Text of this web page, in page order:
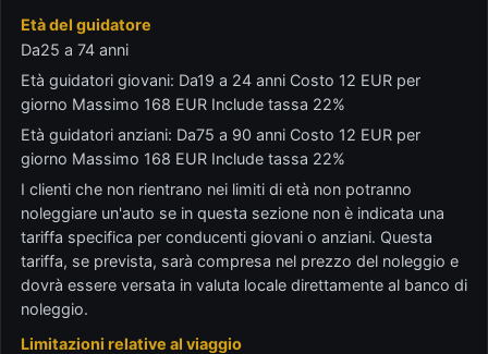
Età del guidatore
Da25 a 74 anni
Età guidatori giovani: Da19 a 24 anni Costo 12 EUR per
giorno Massimo 168 EUR Include tassa 22%
Età guidatori anziani: Da75 a 90 anni Costo 12 EUR per
giorno Massimo 168 EUR Include tassa 22%
I clienti che non rientrano nei limiti di età non potranno
noleggiare un'auto se in questa sezione non è indicata una
tariffa specifica per conducenti giovani o anziani. Questa
tariffa, se prevista, sarà compresa nel prezzo del noleggio e
dovrà essere versata in valuta locale direttamente al banco di
noleggio.
Limitazioni relative al viaggio